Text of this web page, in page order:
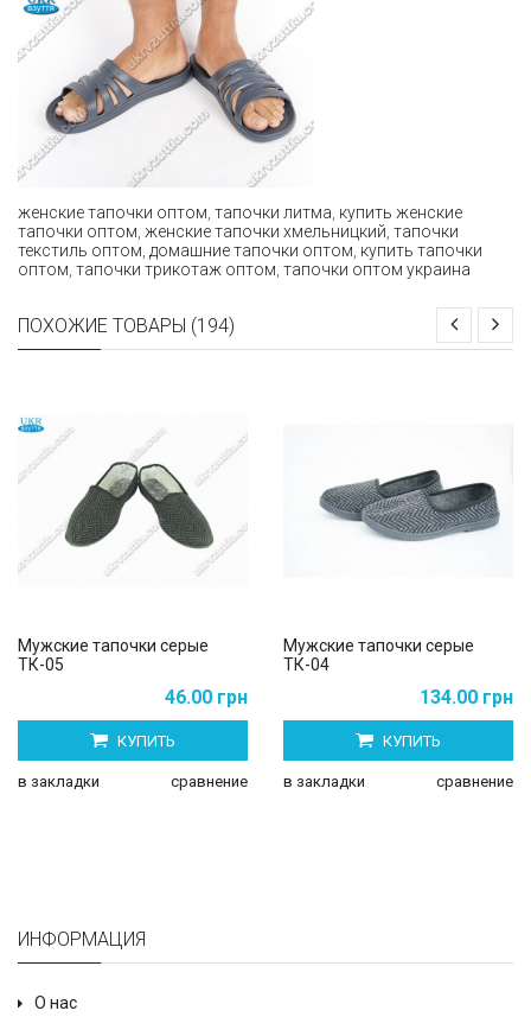
женские тапочки оптом тапочки литма купить женские
тапочки оптом женские тапочки хмельницкий тапочки
текстиль оптом домашние тапочки оптом купить тапочки
оптом тапочки трикотаж оптом тапочки оптом украина
ПОХОЖИЕ ТОВАРЫ (194)
Мужские тапочки серые
ТК-05
46.00 грн
КУПИТЬ
в закладки сравнение
Мужские тапочки серые
ТК-04
134.00 грн
КУПИТЬ
в закладки сравнение
ИНФОРМАЦИЯ
О нас